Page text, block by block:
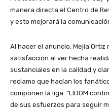
manera directa el Centro de
y esto mejorará la
Al hacer el anuncio, Mejía
satisfacción al ver hecha
sustanciales en la calidad y
reclamo que hacían los
componen la liga. “LIDOM
de sus esfuerzos para seguir